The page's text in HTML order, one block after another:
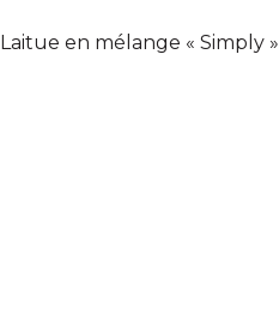
Laitue en mélange « Simply »